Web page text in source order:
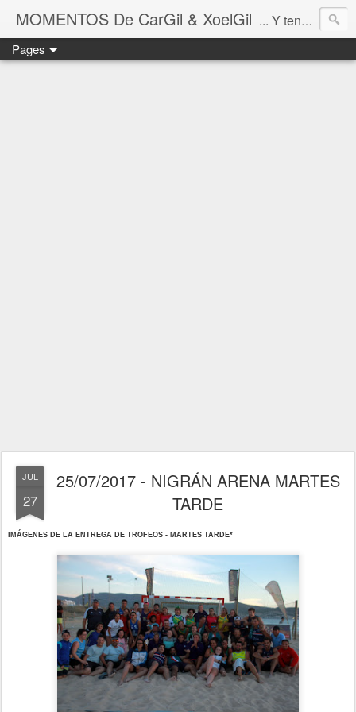
MOMENTOS De CarGil & XoelGil ... Y tengan cuidado ahí fuera, por favor.
Pages
JUL
27
25/07/2017 - NIGRÁN ARENA MARTES
TARDE
IMÁGENES DE LA ENTREGA DE TROFEOS - MARTES TARDE*